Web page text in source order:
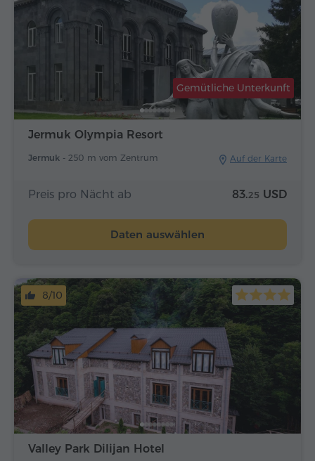
Jermuk Olympia Resort
Jermuk - 250 m vom Zentrum Auf der Karte
Gemütliche Unterkunft
Preis pro Nächt ab 83.25 USD
Daten auswählen
Valley Park Dilijan Hotel
8/10